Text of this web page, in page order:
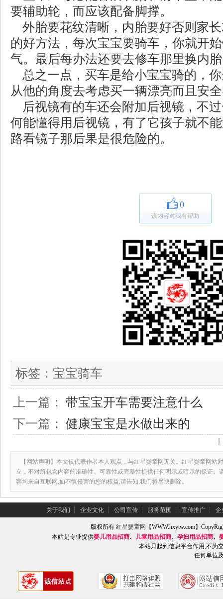
要辅助轮，而应该配备脚撑。
外胎要花纹清晰，内胎要好否则家
的好方法，每次宝宝要骑车，你就开
气。最后每办法还要去修车那里换内
总之一点，买车是给小宝宝骑的，
从他的角度去考虑买一辆漂亮而且安
后视镜有的车还会附加后视镜，不
何能懂得用后视镜，有了它孩子就不
路看镜子那后果是很危险的。
0
该内容对我有帮助
标签： 宝宝骑车
上一篇： 带宝宝开车需要注意什么
下一篇： 健康宝宝是水做出来的
【网站声明】本文仅代表作者本人观点，与红星婴童网无关。红星婴童网站
立，不对所包含内容的准确性、可靠性或完整性提供任何明示或暗示的保证。
容均来自互联网,如不慎侵害的您的权益,请告知,我们将尽快删除。
关于我们 ┆ 企业文化 ┆ 公司宣传 ┆ 服务范围 ┆ 宣传推广 ┆ 企
版权所有红星婴童网
【WWW.hxytw.com】
本站是专业提供婴儿用品招商、 儿童用品招商、 孕妇用品招商、
本站只起到信息平台作用,不为
任何单位